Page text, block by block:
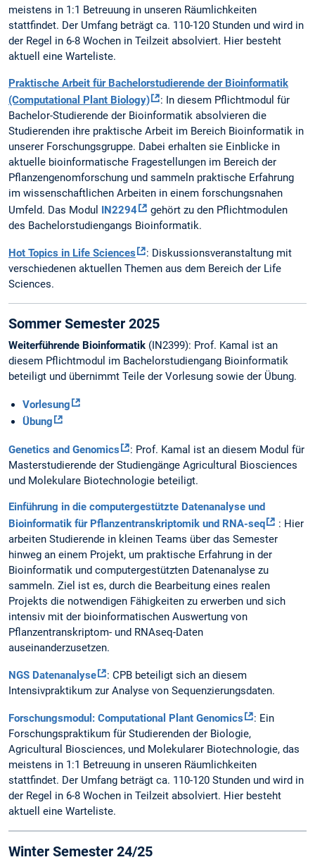
meistens in 1:1 Betreuung in unseren Räumlichkeiten
stattfindet. Der Umfang beträgt ca. 110-120 Stunden und wird in
der Regel in 6-8 Wochen in Teilzeit absolviert. Hier besteht
aktuell eine Warteliste.
Praktische Arbeit für Bachelorstudierende der Bioinformatik
(Computational Plant Biology)
: In diesem Pflichtmodul für
Bachelor-Studierende der Bioinformatik absolvieren die
Studierenden ihre praktische Arbeit im Bereich Bioinformatik in
unserer Forschungsgruppe. Dabei erhalten sie Einblicke in
aktuelle bioinformatische Fragestellungen im Bereich der
Pflanzengenomforschung und sammeln praktische Erfahrung
im wissenschaftlichen Arbeiten in einem forschungsnahen
Umfeld. Das Modul IN2294
gehört zu den Pflichtmodulen
des Bachelorstudiengangs Bioinformatik.
Hot Topics in Life Sciences
: Diskussionsveranstaltung mit
verschiedenen aktuellen Themen aus dem Bereich der Life
Sciences.
Sommer Semester 2025
Weiterführende Bioinformatik (IN2399): Prof. Kamal ist an
diesem Pflichtmodul im Bachelorstudiengang Bioinformatik
beteiligt und übernimmt Teile der Vorlesung sowie der Übung.
Vorlesung
Übung
Genetics and Genomics
: Prof. Kamal ist an diesem Modul für
Masterstudierende der Studiengänge Agricultural Biosciences
und Molekulare Biotechnologie beteiligt.
Einführung in die computergestützte Datenanalyse und
Bioinformatik für Pflanzentranskriptomik und RNA-seq
: Hier
arbeiten Studierende in kleinen Teams über das Semester
hinweg an einem Projekt, um praktische Erfahrung in der
Bioinformatik und computergestützten Datenanalyse zu
sammeln. Ziel ist es, durch die Bearbeitung eines realen
Projekts die notwendigen Fähigkeiten zu erwerben und sich
intensiv mit der bioinformatischen Auswertung von
Pflanzentranskriptom- und RNAseq-Daten
auseinanderzusetzen.
NGS Datenanalyse
: CPB beteiligt sich an diesem
Intensivpraktikum zur Analyse von Sequenzierungsdaten.
Forschungsmodul: Computational Plant Genomics
: Ein
Forschungspraktikum für Studierenden der Biologie,
Agricultural Biosciences, und Molekularer Biotechnologie, das
meistens in 1:1 Betreuung in unseren Räumlichkeiten
stattfindet. Der Umfang beträgt ca. 110-120 Stunden und wird in
der Regel in 6-8 Wochen in Teilzeit absolviert. Hier besteht
aktuell eine Warteliste.
Winter Semester 24/25